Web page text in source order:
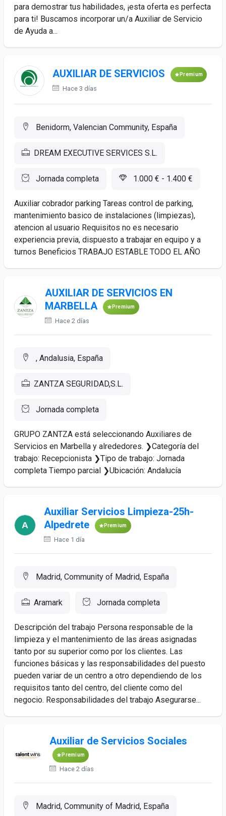
para demostrar tus habilidades, ¡esta oferta es perfecta
para ti! Buscamos incorporar un/a Auxiliar de Servicio
de Ayuda a...
AUXILIAR DE SERVICIOS Premium
Hace 3 días
Benidorm, Valencian Community, España
DREAM EXECUTIVE SERVICES S.L.
Jornada completa 1.000 € - 1.400 €
Auxiliar cobrador parking Tareas control de parking,
mantenimiento basico de instalaciones (limpiezas),
atencion al usuario Requisitos no es necesario
experiencia previa, dispuesto a trabajar en equipo y a
turnos Beneficios TRABAJO ESTABLE TODO EL AÑO
AUXILIAR DE SERVICIOS EN
MARBELLA
Premium
Hace 2 días
, Andalusia, España
ZANTZA SEGURIDAD,S.L.
Jornada completa
GRUPO ZANTZA está seleccionando Auxiliares de
Servicios en Marbella y alrededores. ❯Categoría del
trabajo: Recepcionista ❯Tipo de trabajo: Jornada
completa Tiempo parcial ❯Ubicación: Andalucía
Auxiliar Servicios Limpieza-25h-
Alpedrete
Premium
Hace 1 día
Madrid, Community of Madrid, España
Aramark Jornada completa
Descripción del trabajo Persona responsable de la
limpieza y el mantenimiento de las áreas asignadas
tanto por su superior como por los clientes. Las
funciones básicas y las responsabilidades del puesto
pueden variar de un centro a otro dependiendo de los
requisitos tanto del centro, del cliente como del
negocio. Responsabilidades del trabajo Asegurarse...
Auxiliar de Servicios Sociales
Premium
Hace 2 días
Madrid, Community of Madrid, España